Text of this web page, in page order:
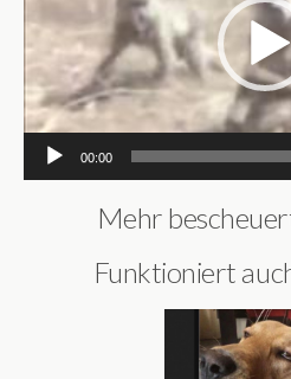
00:00
Mehr
Funktioniert